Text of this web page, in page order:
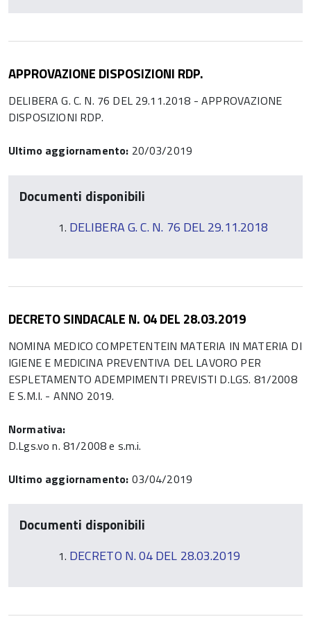
APPROVAZIONE DISPOSIZIONI RDP.
DELIBERA G. C. N. 76 DEL 29.11.2018 - APPROVAZIONE
DISPOSIZIONI RDP.
Ultimo aggiornamento: 20/03/2019
Documenti disponibili
DELIBERA G. C. N. 76 DEL 29.11.2018
DECRETO SINDACALE N. 04 DEL 28.03.2019
NOMINA MEDICO COMPETENTEIN MATERIA IN MATERIA DI
IGIENE E MEDICINA PREVENTIVA DEL LAVORO PER
ESPLETAMENTO ADEMPIMENTI PREVISTI D.LGS. 81/2008
E S.M.I. - ANNO 2019.
Normativa:
D.Lgs.vo n. 81/2008 e s.m.i.
Ultimo aggiornamento: 03/04/2019
Documenti disponibili
DECRETO N. 04 DEL 28.03.2019